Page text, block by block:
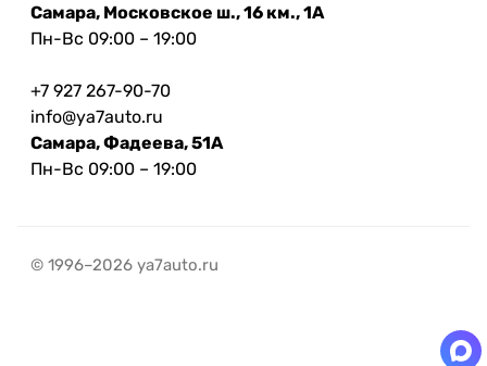
Самара, Московское ш., 16 км., 1А
Пн-Вс 09:00 – 19:00
+7 927 267-90-70
info@ya7auto.ru
Самара, Фадеева, 51А
Пн-Вс 09:00 – 19:00
© 1996–2026 ya7auto.ru